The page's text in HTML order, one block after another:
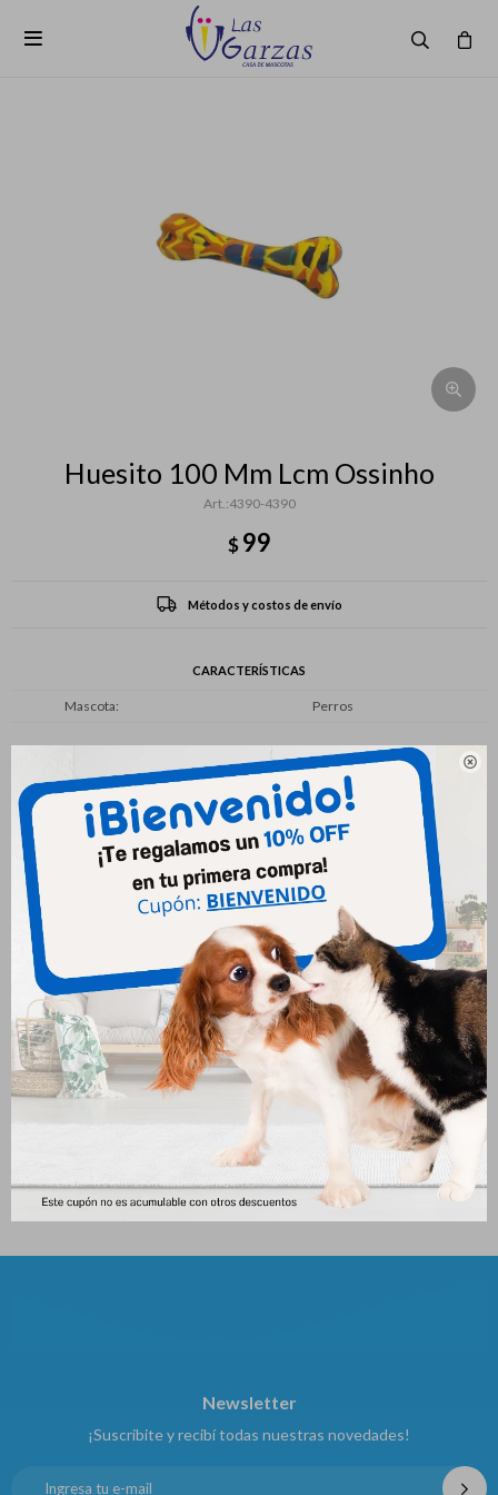


Huesito 100 Mm Lcm Ossinho
4390-4390
$ 99
Métodos y costos de envío
CARACTERÍSTICAS
Mascota Perros
Productos que te pueden interesar
23*12*4 Cm
Juguet P/perros Pata De Pollo
86
Newsletter
¡Suscribite y recibí todas nuestras novedades!